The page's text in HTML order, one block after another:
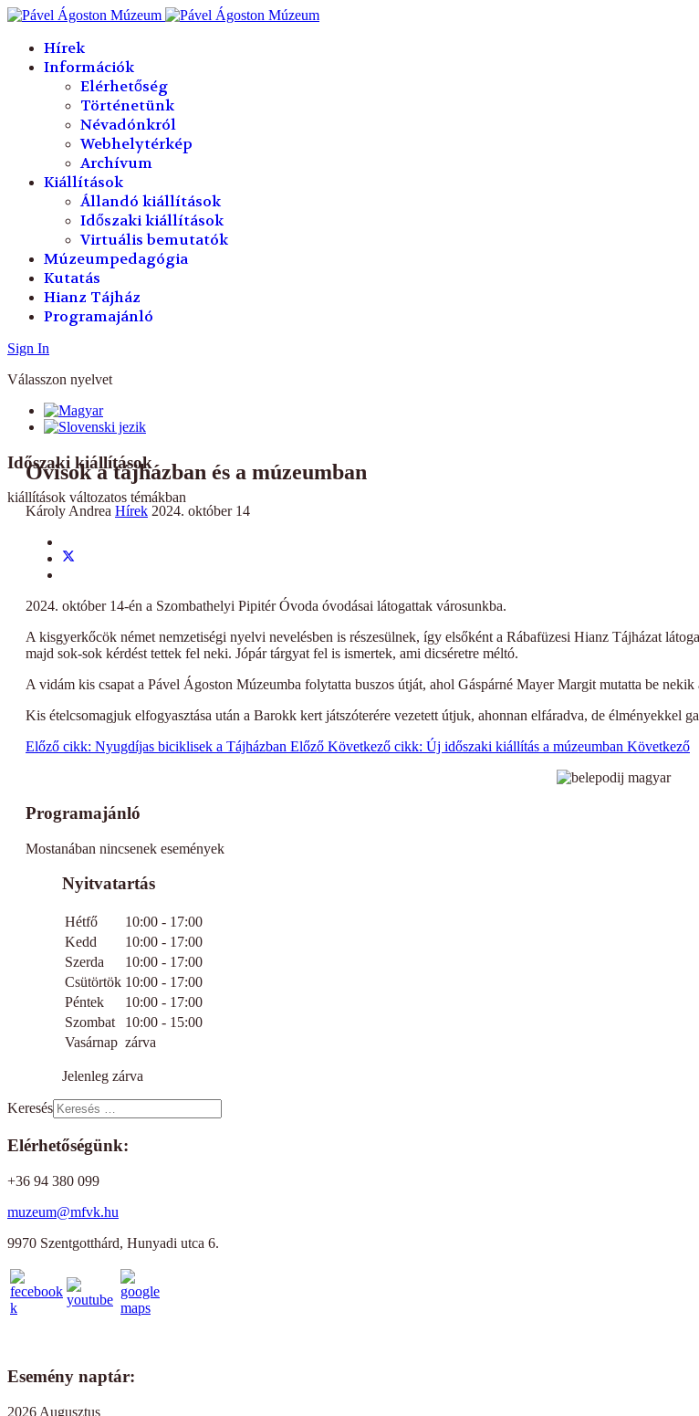
Hírek
Információk
Elérhetőség
Történetünk
Névadónkról
Webhelytérkép
Archívum
Kiállítások
Állandó kiállítások
Időszaki kiállítások
Virtuális bemutatók
Múzeumpedagógia
Kutatás
Hianz Tájház
Programajánló
Sign In
Válasszon nyelvet
Időszaki kiállítások
kiállítások változatos témákban
Ovisok a tájházban és a múzeumban
Károly Andrea Hírek 2024. október 14
2024. október 14-én a Szombathelyi Pipitér Óvoda óvodásai látogattak városunkba.
A kisgyerkőcök német nemzetiségi nyelvi nevelésben is részesülnek, így elsőként a Rábafüzesi Hianz Tájházat
majd sok-sok kérdést tettek fel neki. Jópár tárgyat fel is ismertek, ami dicséretre méltó.
A vidám kis csapat a Pável Ágoston Múzeumba folytatta buszos útját, ahol Gáspárné Mayer Margit mutatta be
Kis ételcsomagjuk elfogyasztása után a Barokk kert játszóterére vezetett útjuk, ahonnan elfáradva, de élményekkel
Előző cikk: Nyugdíjas biciklisek a Tájházban Előző Következő cikk: Új időszaki kiállítás a múzeumban Következő
Programajánló
Mostanában nincsenek események
Nyitvatartás
Hétfő
10:00 - 17:00
Kedd
10:00 - 17:00
Szerda
10:00 - 17:00
Csütörtök 10:00 - 17:00
Péntek
10:00 - 17:00
Szombat
10:00 - 15:00
Vasárnap zárva
Jelenleg zárva
Keresés
Elérhetőségünk:
+36 94 380 099
muzeum@mfvk.hu
9970 Szentgotthárd, Hunyadi utca 6.
Esemény naptár:
év
hónap
év
hónap
2026 Augusztus